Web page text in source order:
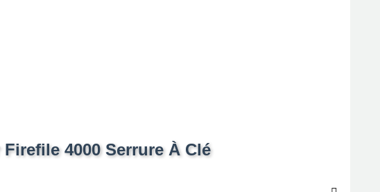
4000 Serrure À Clé